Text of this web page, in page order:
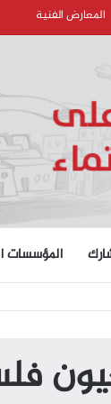
المعارض الفنية
المؤسسات